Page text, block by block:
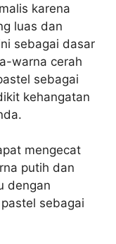
karena
luas dan
sebagai dasar
warna cerah
sebagai
kehangatan
mengecat
putih dan
dengan
sebagai